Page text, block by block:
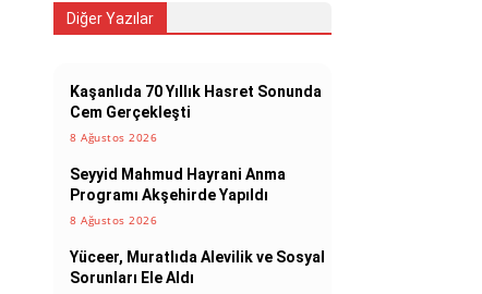
Diğer Yazılar
Kaşanlıda 70 Yıllık Hasret Sonunda
Cem Gerçekleşti
8 Ağustos 2026
Seyyid Mahmud Hayrani Anma
Programı Akşehirde Yapıldı
8 Ağustos 2026
Yüceer, Muratlıda Alevilik ve Sosyal
Sorunları Ele Aldı